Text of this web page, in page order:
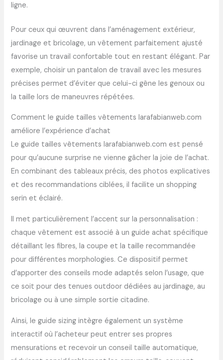
ligne.
Pour ceux qui œuvrent dans l’aménagement extérieur,
jardinage et bricolage, un vêtement parfaitement ajusté
favorise un travail confortable tout en restant élégant. Par
exemple, choisir un pantalon de travail avec les mesures
précises permet d’éviter que celui-ci gêne les genoux ou
la taille lors de maneuvres répétées.
Comment le guide tailles vêtements larafabianweb.com
améliore l’expérience d’achat
Le guide tailles vêtements larafabianweb.com est pensé
pour qu’aucune surprise ne vienne gâcher la joie de l’achat.
En combinant des tableaux précis, des photos explicatives
et des recommandations ciblées, il facilite un shopping
serin et éclairé.
Il met particulièrement l’accent sur la personnalisation :
chaque vêtement est associé à un guide achat spécifique
détaillant les fibres, la coupe et la taille recommandée
pour différentes morphologies. Ce dispositif permet
d’apporter des conseils mode adaptés selon l’usage, que
ce soit pour des tenues outdoor dédiées au jardinage, au
bricolage ou à une simple sortie citadine.
Ainsi, le guide sizing intègre également un système
interactif où l’acheteur peut entrer ses propres
mensurations et recevoir un conseil taille automatique,